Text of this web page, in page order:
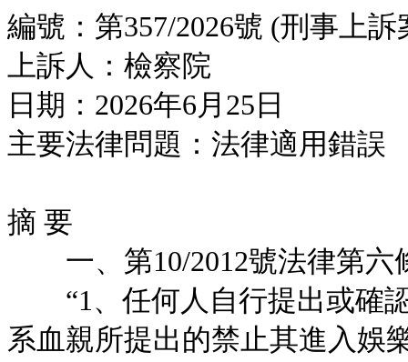
編號：第357/2026號 (刑事上訴
上訴人：檢察院
日期：2026年6月25日
主要法律問題：法律適用錯誤
摘 要
一、第10/2012號法律第六
“1、任何人自行提出或確認
系血親所提出的禁止其進入娛